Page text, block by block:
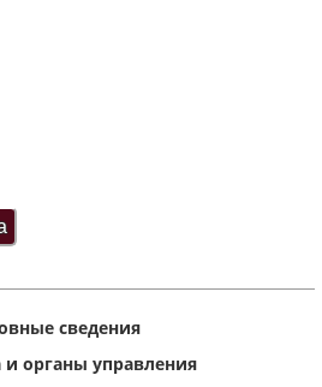
сведения
и органы управления